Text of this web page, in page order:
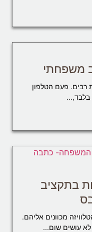
משפחתי
רבים. פעם הטלפון
בלבד,...
בתקציב
מכוונים אליהם.
לא עושים שום...